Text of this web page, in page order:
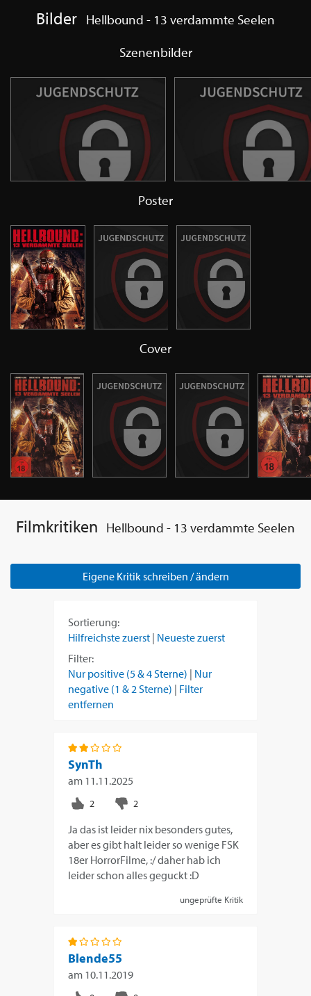
Bilder Hellbound - 13 verdammte Seelen
Szenenbilder
Poster
Cover
Filmkritiken Hellbound - 13 verdammte Seelen
Eigene Kritik schreiben / ändern
Sortierung:
Hilfreichste zuerst | Neueste zuerst
Filter:
Nur positive (5 & 4 Sterne) | Nur
negative (1 & 2 Sterne) | Filter
entfernen
SynTh
am 11.11.2025
Ja das ist leider nix besonders gutes,
aber es gibt halt leider so wenige FSK
18er HorrorFilme, :/ daher hab ich
leider schon alles geguckt :D
ungeprüfte Kritik
Blende55
am 10.11.2019